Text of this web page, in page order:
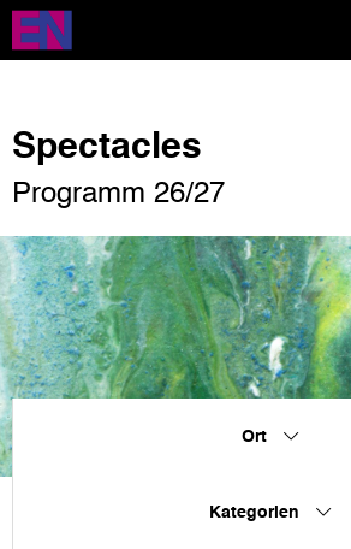
Direkt
zum
Inhalt
Spectacles
Programm 26/27
Ort
Kategorien